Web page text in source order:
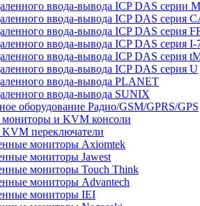
ввода-вывода ICP DAS серии M
ввода-вывода ICP DAS серия
ввода-вывода ICP DAS серия
ввода-вывода ICP DAS серия I-
ввода-вывода ICP DAS серия
ввода-вывода ICP DAS серия U
ввода-вывода PLANET
ввода-вывода SUNIX
оборудование Радио/GSM/GPRS/GPS
и KVM консоли
переключатели
мониторы Axiomtek
мониторы Jawest
мониторы Touch Think
мониторы Advantech
мониторы IEI